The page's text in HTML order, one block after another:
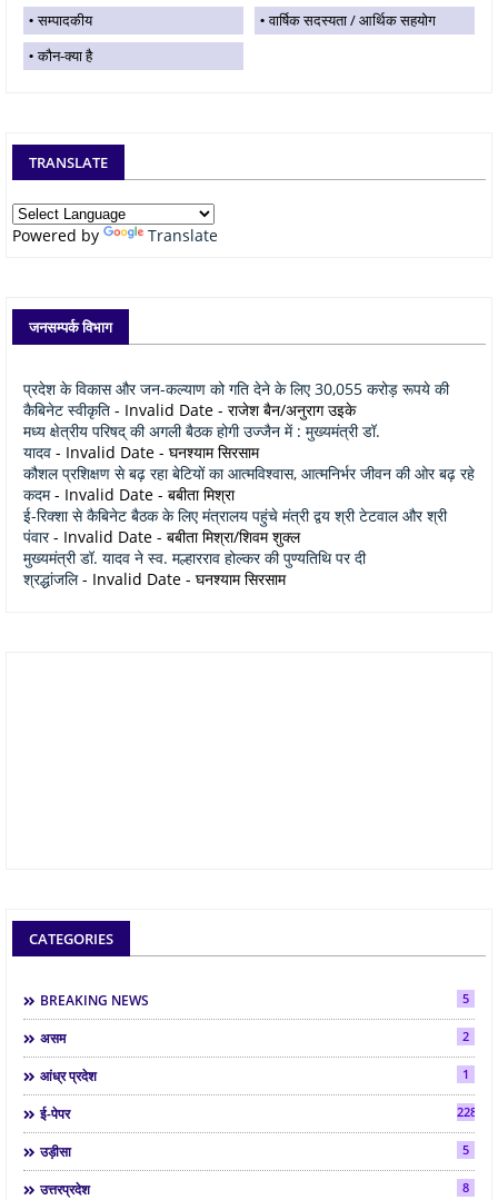
सम्पादकीय
वार्षिक सदस्यता / आर्थिक सहयोग
कौन-क्या है
TRANSLATE
Powered by Translate
जनसम्पर्क विभाग
प्रदेश के विकास और जन-कल्याण को गति देने के लिए 30,055 करोड़ रूपये की
कैबिनेट स्वीकृति - Invalid Date - राजेश बैन/अनुराग उइके
मध्य क्षेत्रीय परिषद् की अगली बैठक होगी उज्जैन में : मुख्यमंत्री डॉ.
यादव - Invalid Date - घनश्याम सिरसाम
कौशल प्रशिक्षण से बढ़ रहा बेटियों का आत्मविश्वास, आत्मनिर्भर जीवन की ओर बढ़ रहे
कदम- Invalid Date - बबीता मिश्रा
ई-रिक्शा से कैबिनेट बैठक के लिए मंत्रालय पहुंचे मंत्री द्वय श्री टेटवाल और श्री
पंवार- Invalid Date - बबीता मिश्रा/शिवम शुक्ल
मुख्यमंत्री डॉ. यादव ने स्व. मल्हारराव होल्कर की पुण्यतिथि पर दी
श्रद्धांजलि- Invalid Date - घनश्याम सिरसाम
CATEGORIES
BREAKING NEWS 5
असम 2
आंध्र प्रदेश 1
ई-पेपर 2286
उड़ीसा 5
उत्तरप्रदेश 8